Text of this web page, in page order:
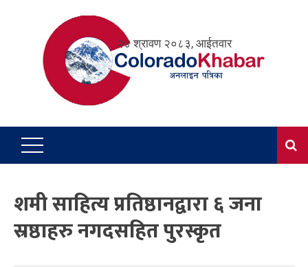
२४ श्रावण २०८३, आईतवार
शमी साहित्य प्रतिष्ठानद्वारा ६ जना
स्रष्ठाहरु नगदसहित पुरस्कृत